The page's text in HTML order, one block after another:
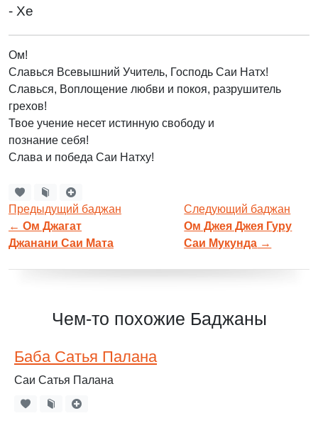
- Хе
Ом!
Славься Всевышний Учитель, Господь Саи Натх!
Славься, Воплощение любви и покоя, разрушитель
грехов!
Твое учение несет истинную свободу и
познание себя!
Слава и победа Саи Натху!
Предыдущий баджан
← Ом Джагат
Джанани Саи Мата
Следующий баджан
Ом Джея Джея Гуру
Саи Мукунда →
Чем-то похожие Баджаны
Баба Сатья Палана
Саи Сатья Палана